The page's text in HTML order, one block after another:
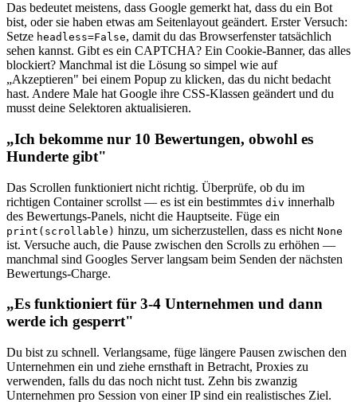
Das bedeutet meistens, dass Google gemerkt hat, dass du ein Bot
bist, oder sie haben etwas am Seitenlayout geändert. Erster Versuch:
Setze headless=False, damit du das Browserfenster tatsächlich
sehen kannst. Gibt es ein CAPTCHA? Ein Cookie-Banner, das alles
blockiert? Manchmal ist die Lösung so simpel wie auf
„Akzeptieren" bei einem Popup zu klicken, das du nicht bedacht
hast. Andere Male hat Google ihre CSS-Klassen geändert und du
musst deine Selektoren aktualisieren.
„Ich bekomme nur 10 Bewertungen, obwohl es
Hunderte gibt"
Das Scrollen funktioniert nicht richtig. Überprüfe, ob du im
richtigen Container scrollst — es ist ein bestimmtes div innerhalb
des Bewertungs-Panels, nicht die Hauptseite. Füge ein
print(scrollable) hinzu, um sicherzustellen, dass es nicht None
ist. Versuche auch, die Pause zwischen den Scrolls zu erhöhen —
manchmal sind Googles Server langsam beim Senden der nächsten
Bewertungs-Charge.
„Es funktioniert für 3-4 Unternehmen und dann
werde ich gesperrt"
Du bist zu schnell. Verlangsame, füge längere Pausen zwischen den
Unternehmen ein und ziehe ernsthaft in Betracht, Proxies zu
verwenden, falls du das noch nicht tust. Zehn bis zwanzig
Unternehmen pro Session von einer IP sind ein realistisches Ziel.